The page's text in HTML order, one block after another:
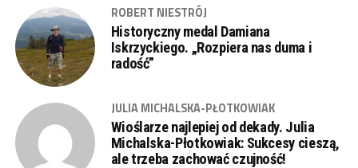
ROBERT NIESTRÓJ
Historyczny medal Damiana
Iskrzyckiego. „Rozpiera nas duma i
radość”
JULIA MICHALSKA-PŁOTKOWIAK
Wioślarze najlepiej od dekady. Julia
Michalska-Płotkowiak: Sukcesy cieszą,
ale trzeba zachować czujność!